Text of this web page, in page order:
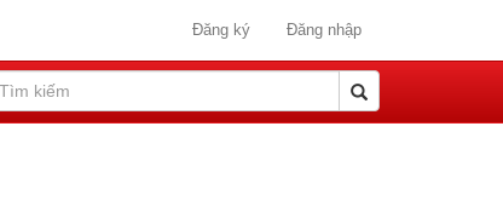
Đăng ký Đăng nhập